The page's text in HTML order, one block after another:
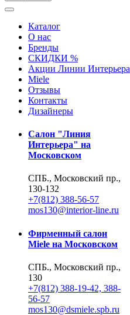
Каталог
О нас
Бренды
СКИДКИ %
Акции Линии Интерьера
Miele
Отзывы
Контакты
Дизайнеры
Салон "Линия
Интерьера" на
Московском
СПБ., Московский пр.,
130-132
+7(812) 388-56-57
mos130@interior-line.ru
Фирменный салон
Miele на Московском
СПБ., Московский пр.,
130
+7(812) 388-19-42, 388-
56-57
mos130@dsmiele.spb.ru